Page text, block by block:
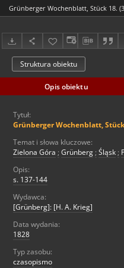
Struktura obiektu
Opis obiektu
Tytuł:
Grünberger Wochenblatt,
Temat i słowa kluczowe:
Zielona Góra ; Grünberg ; Śląsk ;
Opis:
s. 137-144
Wydawca:
[Grünberg]: [H. A. Krieg]
Data wydania:
1828
Typ zasobu:
czasopismo